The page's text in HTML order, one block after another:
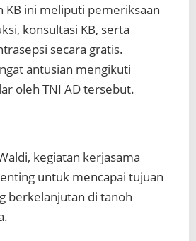
KB ini meliputi pemeriksaan
konsultasi KB, serta
secara gratis.
antusian mengikuti
oleh TNI AD tersebut.
kegiatan kerjasama
untuk mencapai tujuan
berkelanjutan di tanoh